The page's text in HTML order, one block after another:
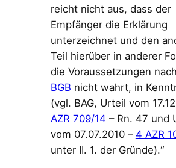
reicht nicht aus, dass der
Empfänger die Erklärung
unterzeichnet und den
Teil hierüber in anderer
die Voraussetzungen nach
BGB nicht wahrt, in
(vgl. BAG, Urteil vom
AZR 709/14 – Rn. 47 und
vom 07.07.2010 – 4 AZR
unter II. 1. der Gründe).“